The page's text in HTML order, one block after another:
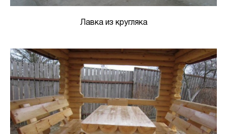
Лавка из кругляка